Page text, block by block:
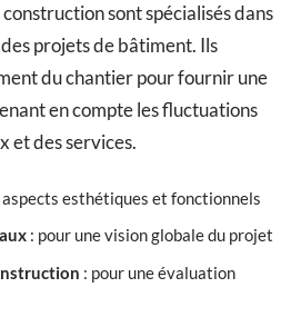
sont spécialisés dans
projets de bâtiment. Ils
du chantier pour fournir une
en compte les fluctuations
et des services.
aspects esthétiques et fonctionnels
: pour une vision globale du projet
: pour une évaluation